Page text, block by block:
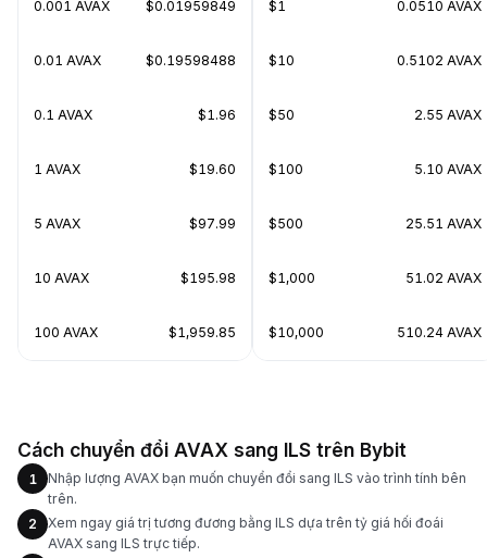
0.001 AVAX $0.01959849
0.01 AVAX $0.19598488
0.1 AVAX $1.96
1 AVAX $19.60
5 AVAX $97.99
10 AVAX $195.98
100 AVAX $1,959.85
$1 0.0510 AVAX
$10 0.5102 AVAX
$50 2.55 AVAX
$100 5.10 AVAX
$500 25.51 AVAX
$1,000 51.02 AVAX
$10,000 510.24 AVAX
Cách chuyển đổi AVAX sang ILS trên Bybit
1
Nhập lượng AVAX bạn muốn chuyển đổi sang ILS vào trình tính bên
trên.
2
Xem ngay giá trị tương đương bằng ILS dựa trên tỷ giá hối đoái
AVAX sang ILS trực tiếp.